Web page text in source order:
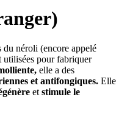
du néroli (encore appelé
utilisées pour fabriquer
elle a des
et antifongiques. Elle
et stimule le